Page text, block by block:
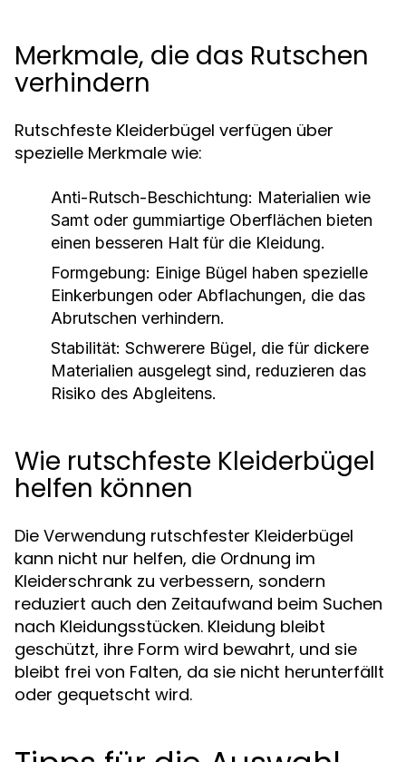
Merkmale, die das Rutschen
verhindern
Rutschfeste Kleiderbügel verfügen über
spezielle Merkmale wie:
Anti-Rutsch-Beschichtung: Materialien wie
Samt oder gummiartige Oberflächen bieten
einen besseren Halt für die Kleidung.
Formgebung: Einige Bügel haben spezielle
Einkerbungen oder Abflachungen, die das
Abrutschen verhindern.
Stabilität: Schwerere Bügel, die für dickere
Materialien ausgelegt sind, reduzieren das
Risiko des Abgleitens.
Wie rutschfeste Kleiderbügel
helfen können
Die Verwendung rutschfester Kleiderbügel
kann nicht nur helfen, die Ordnung im
Kleiderschrank zu verbessern, sondern
reduziert auch den Zeitaufwand beim Suchen
nach Kleidungsstücken. Kleidung bleibt
geschützt, ihre Form wird bewahrt, und sie
bleibt frei von Falten, da sie nicht herunterfällt
oder gequetscht wird.